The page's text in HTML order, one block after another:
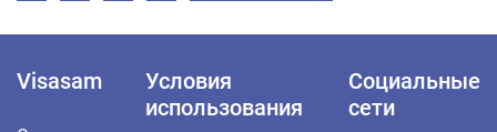
Visasam
Условия
использования
Социальные
сети